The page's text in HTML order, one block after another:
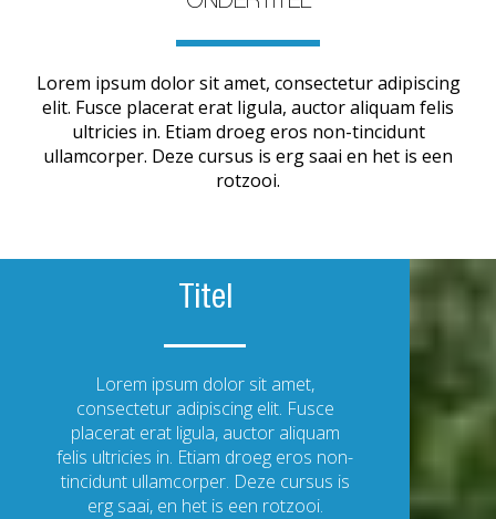
Lorem ipsum dolor sit amet, consectetur adipiscing
elit. Fusce placerat erat ligula, auctor aliquam felis
ultricies in. Etiam droeg eros non-tincidunt
ullamcorper. Deze cursus is erg saai en het is een
rotzooi.
Titel
Lorem ipsum dolor sit amet,
consectetur adipiscing elit. Fusce
placerat erat ligula, auctor aliquam
felis ultricies in. Etiam droeg eros non-
tincidunt ullamcorper. Deze cursus is
erg saai, en het is een rotzooi.